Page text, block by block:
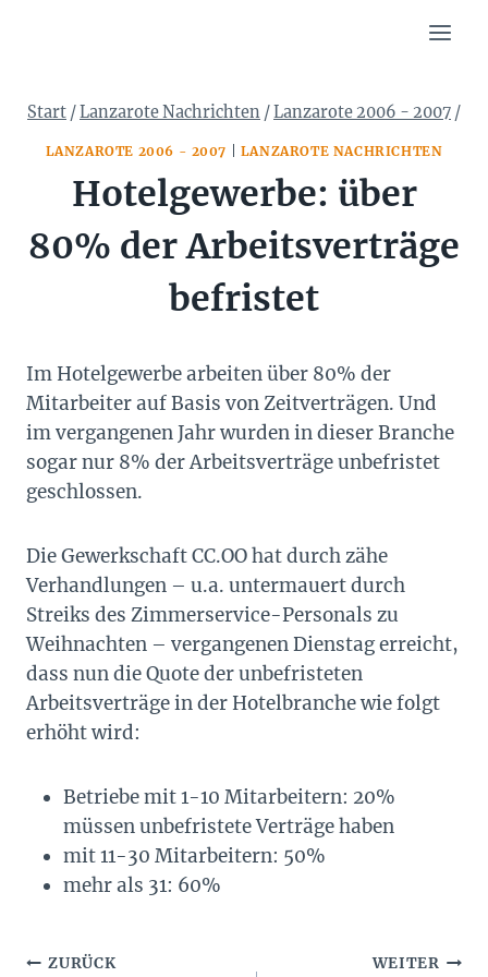
Start /Lanzarote Nachrichten /Lanzarote 2006 - 2007 /
LANZAROTE 2006 - 2007 LANZAROTE NACHRICHTEN
Hotelgewerbe: über
80% der Arbeitsverträge
befristet
Im Hotelgewerbe arbeiten über 80% der
Mitarbeiter auf Basis von Zeitverträgen. Und
im vergangenen Jahr wurden in dieser Branche
sogar nur 8% der Arbeitsverträge unbefristet
geschlossen.
Die Gewerkschaft CC.OO hat durch zähe
Verhandlungen – u.a. untermauert durch
Streiks des Zimmerservice-Personals zu
Weihnachten – vergangenen Dienstag erreicht,
dass nun die Quote der unbefristeten
Arbeitsverträge in der Hotelbranche wie folgt
erhöht wird:
Betriebe mit 1-10 Mitarbeitern: 20%
müssen unbefristete Verträge haben
mit 11-30 Mitarbeitern: 50%
mehr als 31: 60%
Beitragsnavigation
ZURÜCK WEITER